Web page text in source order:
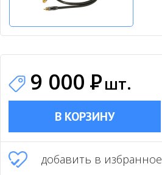
9 000 Ршт.
В КОРЗИНУ
добавить в избранное